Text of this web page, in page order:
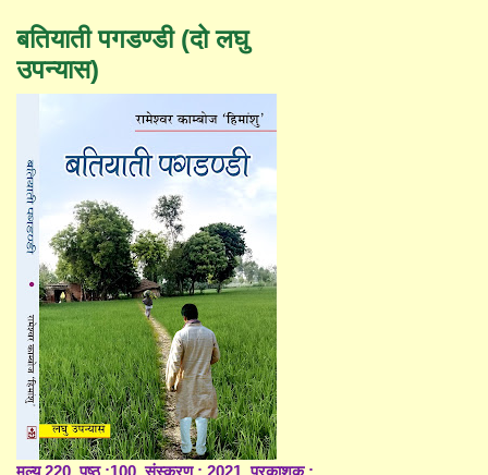
बतियाती पगडण्डी (दो लघु
उपन्यास)